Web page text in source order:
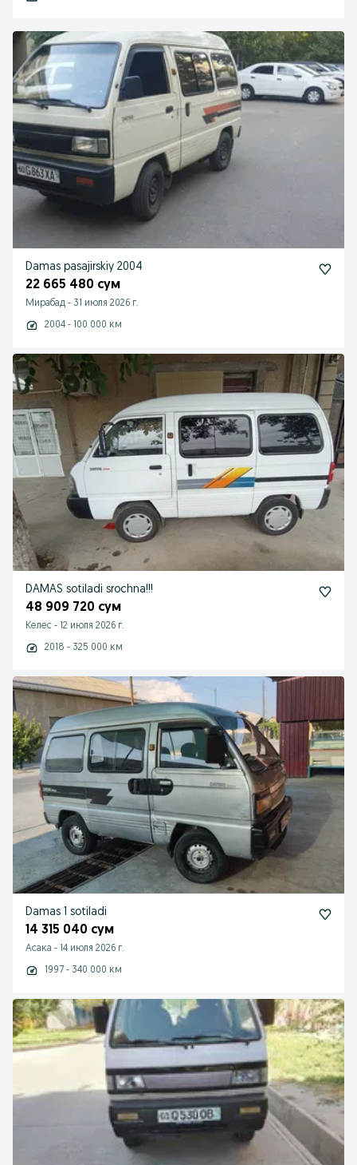
Damas pasajirskiy 2004
22 665 480 сум
Мирабад - 31 июля 2026 г.
2004 - 100 000 км
DAMAS sotiladi srochna!!!
48 909 720 сум
Келес - 12 июля 2026 г.
2018 - 325 000 км
Damas 1 sotiladi
14 315 040 сум
Асака - 14 июля 2026 г.
1997 - 340 000 км